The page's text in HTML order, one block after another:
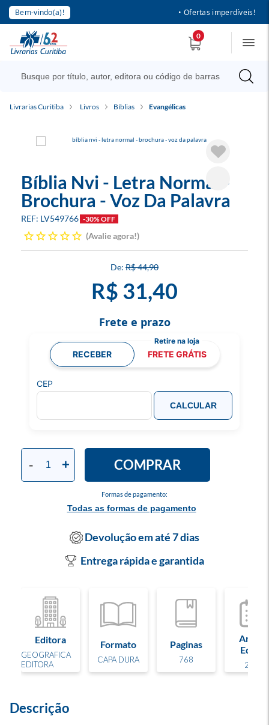
Bem-vindo(a)! • Ofertas imperdíveis!
0
Livrarias Curitiba Livros Bíblias Evangélicas
Bíblia Nvi - Letra Normal -
Brochura - Voz Da Palavra
LV549766 -30% OFF
Avalie agora!
R$ 44,90
R$ 31,40
Formas de pagamento:
Todas as formas de pagamento
- + COMPRAR
Frete e prazo
RECEBER FRETE GRÁTIS
CEP
CALCULAR
Devolução em até 7 dias
Entrega rápida e garantida
Editora
GEOGRAFICA
EDITORA
Formato
CAPA DURA
Paginas
768
Ano de
Edição
2025
Descrição